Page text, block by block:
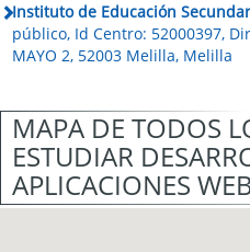
Instituto de Educación
público, Id Centro: 52000397,
MAYO 2, 52003 Melilla, Melilla
MAPA DE TODOS
ESTUDIAR
APLICACIONES